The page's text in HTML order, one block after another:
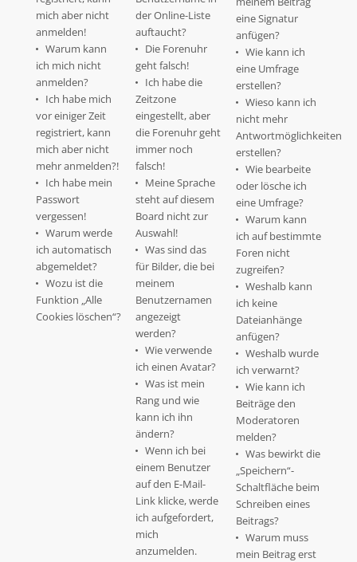
mich aber nicht
anmelden!
Warum kann
ich mich nicht
anmelden?
Ich habe mich
vor einiger Zeit
registriert, kann
mich aber nicht
mehr anmelden?!
Ich habe mein
Passwort
vergessen!
Warum werde
ich automatisch
abgemeldet?
Wozu ist die
Funktion „Alle
Cookies löschen“?
der Online-Liste
auftaucht?
Die Forenuhr
geht falsch!
Ich habe die
Zeitzone
eingestellt, aber
die Forenuhr geht
immer noch
falsch!
Meine Sprache
steht auf diesem
Board nicht zur
Auswahl!
Was sind das
für Bilder, die bei
meinem
Benutzernamen
angezeigt
werden?
Wie verwende
ich einen Avatar?
Was ist mein
Rang und wie
kann ich ihn
ändern?
Wenn ich bei
einem Benutzer
auf den E-Mail-
Link klicke, werde
ich aufgefordert,
mich
anzumelden.
eine Signatur
anfügen?
Wie kann ich
eine Umfrage
erstellen?
Wieso kann ich
nicht mehr
Antwortmöglichkeiten
erstellen?
Wie bearbeite
oder lösche ich
eine Umfrage?
Warum kann
ich auf bestimmte
Foren nicht
zugreifen?
Weshalb kann
ich keine
Dateianhänge
anfügen?
Weshalb wurde
ich verwarnt?
Wie kann ich
Beiträge den
Moderatoren
melden?
Was bewirkt die
„Speichern“-
Schaltfläche beim
Schreiben eines
Beitrags?
Warum muss
mein Beitrag erst